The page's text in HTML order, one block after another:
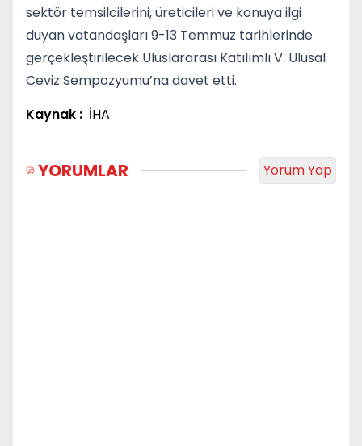
sektör temsilcilerini, üreticileri ve konuya ilgi
duyan vatandaşları 9-13 Temmuz tarihlerinde
gerçekleştirilecek Uluslararası Katılımlı V. Ulusal
Ceviz Sempozyumu’na davet etti.
Kaynak : İHA
YORUMLAR Yorum Yap